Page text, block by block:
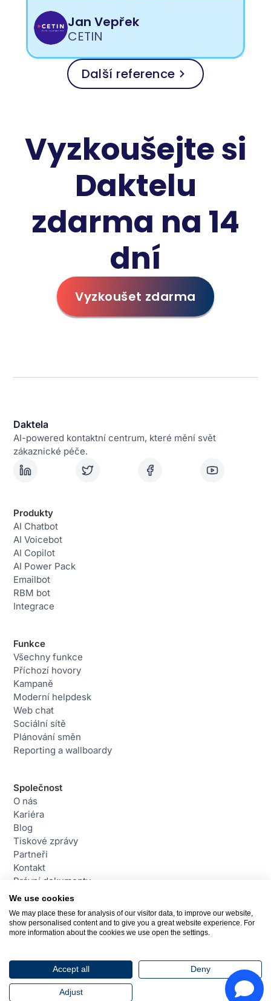
Jan Vepřek
CETIN
Další reference
Vyzkoušejte si
Daktelu
zdarma na 14
dní
Vyzkoušet zdarma
Daktela
AI-powered kontaktní centrum, které mění svět
zákaznické péče.
Produkty
AI Chatbot
AI Voicebot
AI Copilot
AI Power Pack
Emailbot
RBM bot
Integrace
Funkce
Všechny funkce
Příchozí hovory
Kampaně
Moderní helpdesk
Web chat
Sociální sítě
Plánování směn
Reporting a wallboardy
Společnost
O nás
Kariéra
Blog
Tiskové zprávy
Partneři
Kontakt
Právní dokumenty
Contact
daktela@daktela.com
Praha, Česká republika
© 2026 Daktela. Všechna práva vyhrazena
We use cookies
We may place these for analysis of our visitor data, to improve our website,
show personalised content and to give you a great website experience. For
more information about the cookies we use open the settings.
Accept all Deny
Adjust